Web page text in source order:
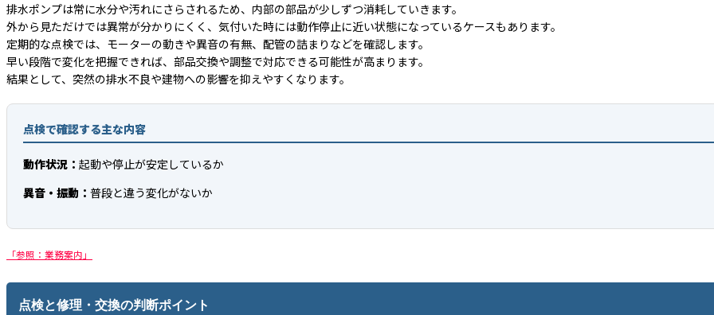
排水ポンプは常に水分や汚れにさらされるため、内部の部品が少しずつ消耗していきます。
外から見ただけでは異常が分かりにくく、気付いた時には動作停止に近い状態になっているケースもあります。
定期的な点検では、モーターの動きや異音の有無、配管の詰まりなどを確認します。
早い段階で変化を把握できれば、部品交換や調整で対応できる可能性が高まります。
結果として、突然の排水不良や建物への影響を抑えやすくなります。
点検で確認する主な内容
動作状況： 起動や停止が安定しているか
異音・振動： 普段と違う変化がないか
「参照：業務案内」
点検と修理・交換の判断ポイント